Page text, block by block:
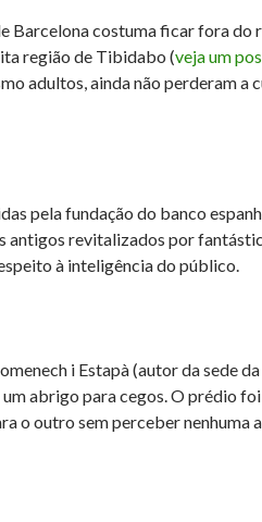
Barcelona costuma ficar fora do
região de Tibidabo (veja um
adultos, ainda não perderam a
pela fundação do banco
antigos revitalizados por
à inteligência do público.
i Estapà (autor da sede
abrigo para cegos. O prédio
o outro sem perceber nenhuma